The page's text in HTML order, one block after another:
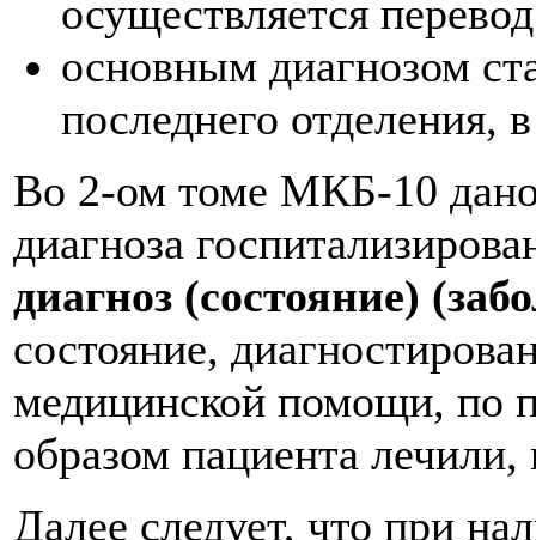
осуществляется
основным диагнозом
последнего отделения,
Во 2-ом томе МКБ-10 дано
диагноза
диагноз (состояние)
состояние,
медицинской помощи, по
образом пациента лечили,
Далее следует, что при